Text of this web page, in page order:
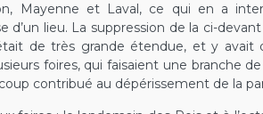
Mayenne et Laval, ce qui en a
d’un lieu. La suppression de la ci-
de très grande étendue, et y avait
foires, qui faisaient une branche
contribué au dépérissement de la